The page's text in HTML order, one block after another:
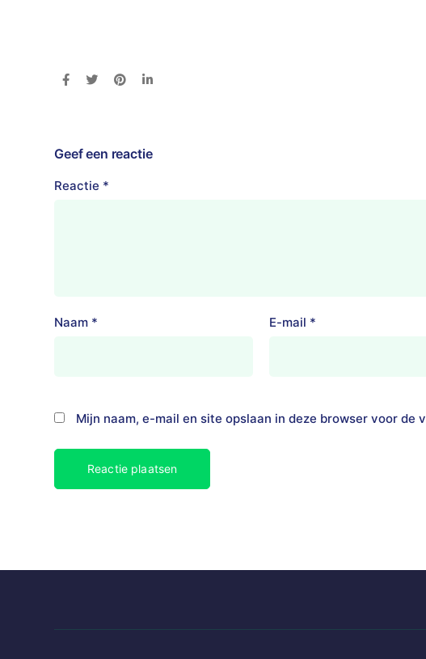
Geef een reactie
Reactie *
Naam * E-mail *
Mijn naam, e-mail en site opslaan in deze browser voor de